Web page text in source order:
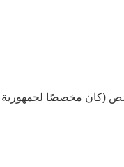
(كان مخصصًا لجمهورية